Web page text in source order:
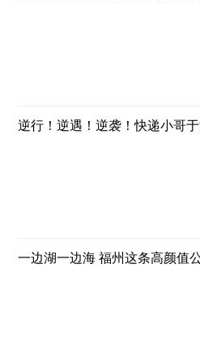
逆行！逆遇！逆袭！快递小哥
一边湖一边海 福州这条高颜值